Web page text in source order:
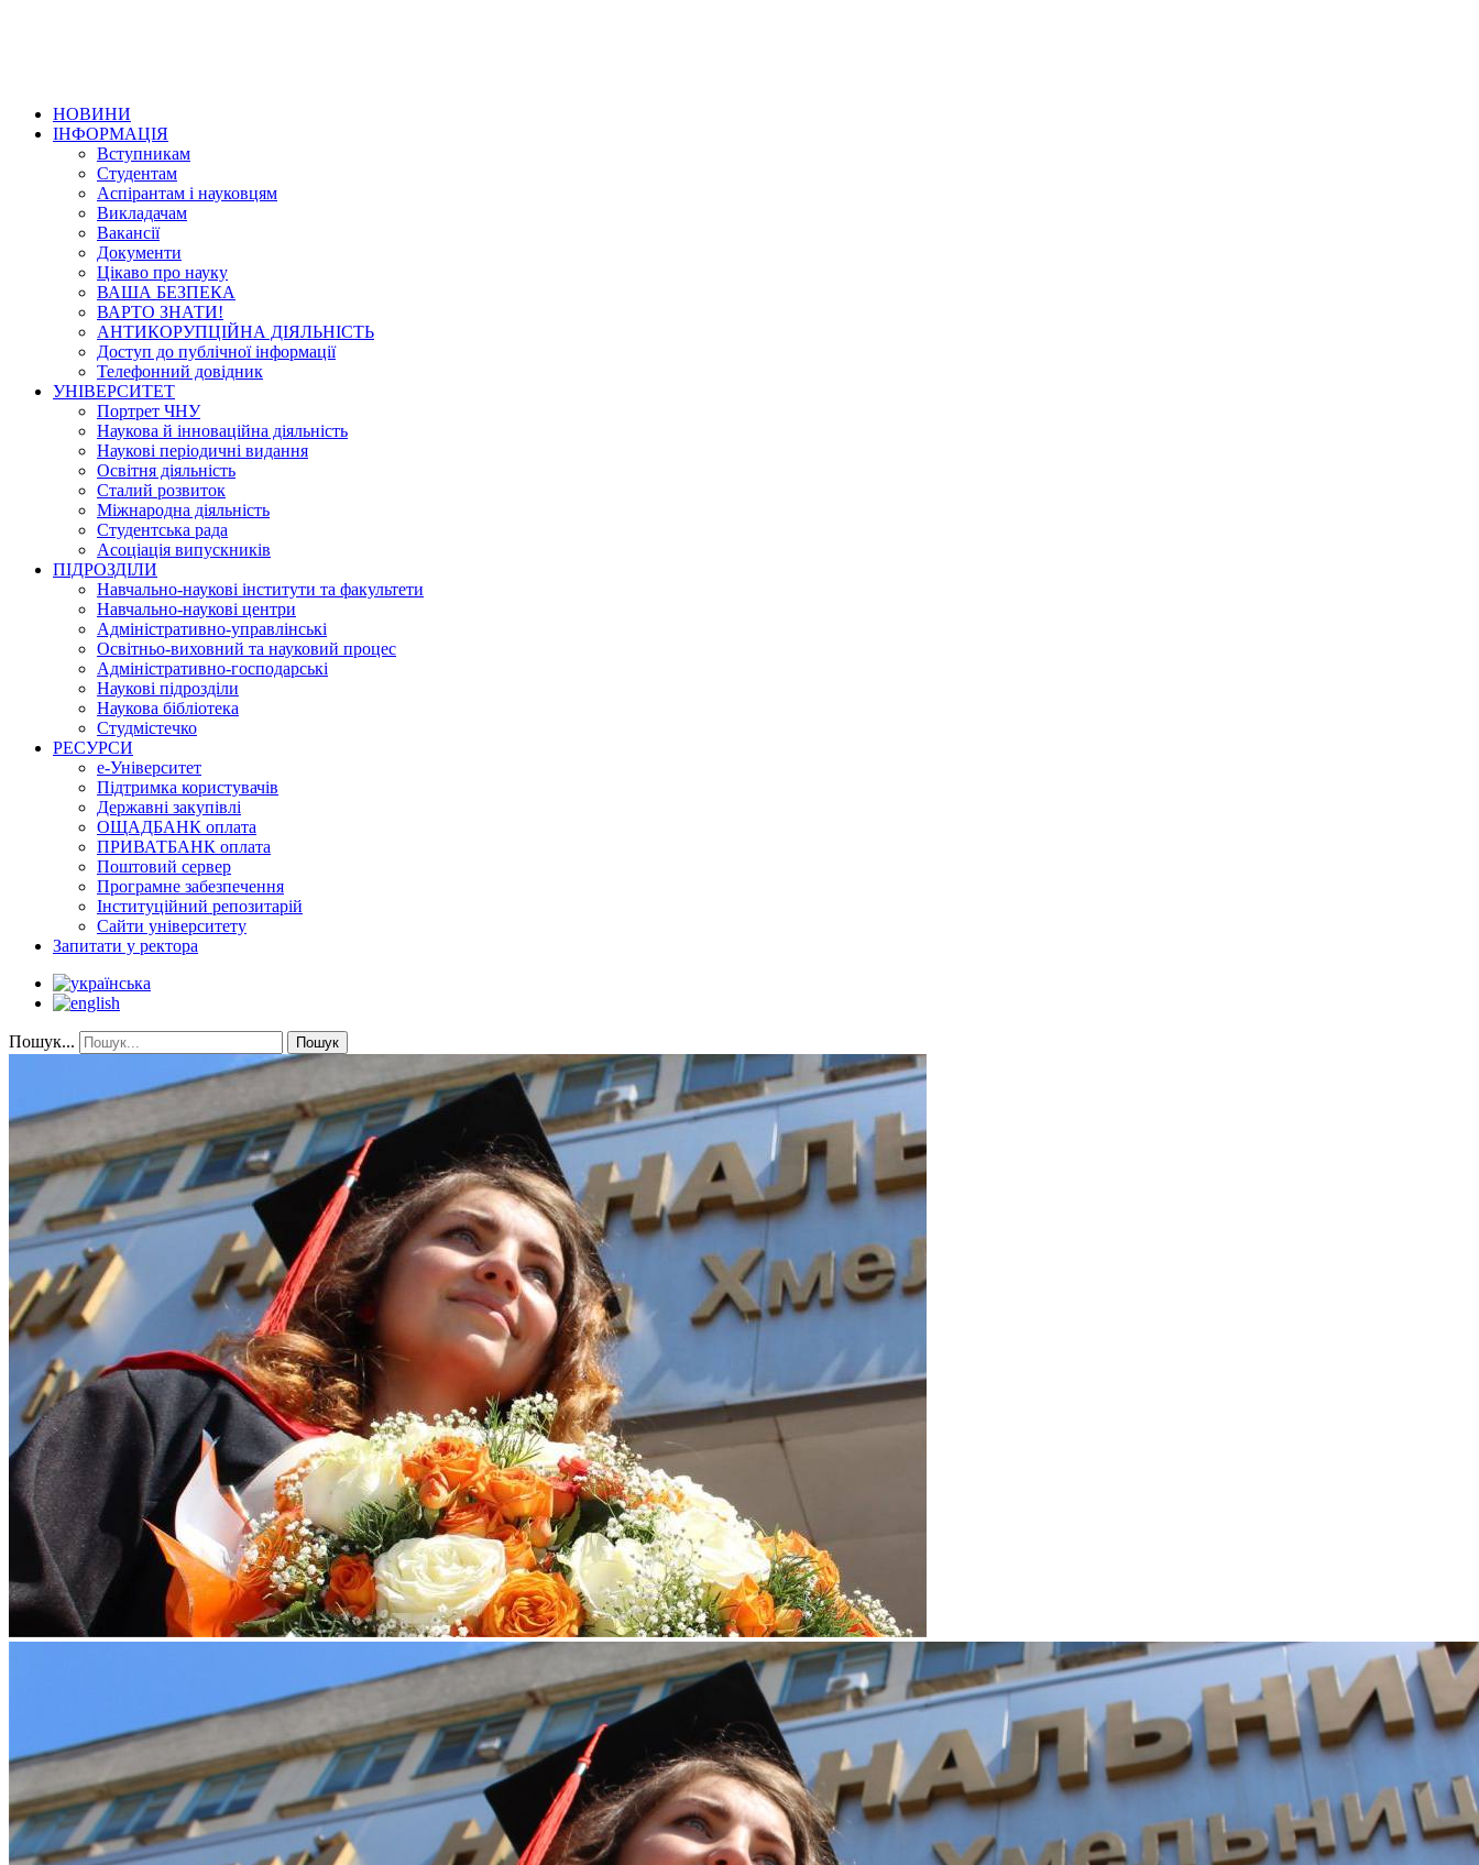
НОВИНИ
ІНФОРМАЦІЯ
Вступникам
Студентам
Аспірантам і науковцям
Викладачам
Вакансії
Документи
Цікаво про науку
ВАША БЕЗПЕКА
ВАРТО ЗНАТИ!
АНТИКОРУПЦІЙНА ДІЯЛЬНІСТЬ
Доступ до публічної інформації
Телефонний довідник
УНІВЕРСИТЕТ
Портрет ЧНУ
Наукова й інноваційна діяльність
Наукові періодичні видання
Освітня діяльність
Сталий розвиток
Міжнародна діяльність
Студентська рада
Асоціація випускників
ПІДРОЗДІЛИ
Навчально-наукові інститути та факультети
Навчально-наукові центри
Адміністративно-управлінські
Освітньо-виховний та науковий процес
Адміністративно-господарські
Наукові підрозділи
Наукова бібліотека
Студмістечко
РЕСУРСИ
е-Університет
Підтримка користувачів
Державні закупівлі
ОЩАДБАНК оплата
ПРИВАТБАНК оплата
Поштовий сервер
Програмне забезпечення
Інституційний репозитарій
Сайти університету
Запитати у ректора
Пошук... Пошук